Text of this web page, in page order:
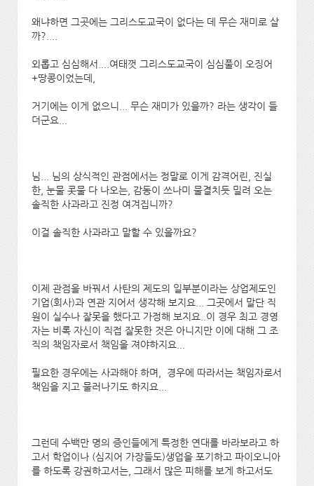
왜냐하면 그곳에는 그리스도교국이 없다는 데 무슨 재미로 살
까?....
외롭고 심심해서....여태껏 그리스도교국이 심심풀이 오징어
+땅콩이었는데,
거기에는 이게 없으니... 무슨 재미가 있을까? 라는 생각이 들
더군요...
님... 님의 상식적인 관점에서는 정말로 이게 감격어린, 진실
한, 눈물 콧물 다 나오는, 감동이 쓰나미 물결치듯 밀려 오는
솔직한 사과라고 진정 여겨집니까?
이걸 솔직한 사과라고 말할 수 있을까요?
이제 관점을 바꿔서 사탄의 제도의 일부분이라는 상업제도인
기업(회사)과 연관 지어서 생각해 보지요... 그곳에서 말단 직
원이 실수나 잘못을 했다고 가정해 보지요..이 경우 최고 경영
자는 비록 자신이 직접 잘못한 것은 아니지만 이에 대해 그 조
직의 책임자로서 책임을 져야하지요...
필요한 경우에는 사과해야 하며, 경우에 따라서는 책임자로서
책임을 지고 물러나기도 하지요...
그런데 수백만 명의 증인들에게 특정한 연대를 바라보라고 하
고서 학업이나 (심지어 가장들도)생업을 포기하고 파이오니아
를 하도록 강권하고서는, 그래서 많은 피해를 보게 하고서도